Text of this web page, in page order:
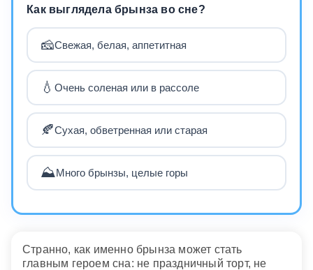
Как выглядела брынза во сне?
🧀Свежая, белая, аппетитная
💧 Очень соленая или в рассоле
🍂Сухая, обветренная или старая
⛰️Много брынзы, целые горы
Странно, как именно брынза может стать
главным героем сна: не праздничный торт, не